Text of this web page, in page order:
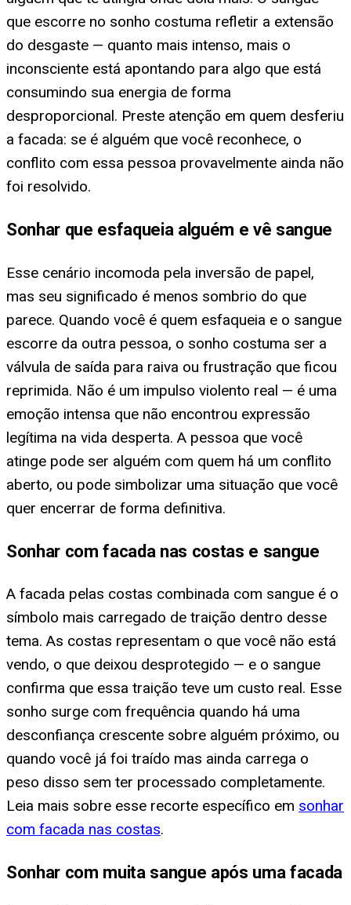
que escorre no sonho costuma refletir a extensão
do desgaste — quanto mais intenso, mais o
inconsciente está apontando para algo que está
consumindo sua energia de forma
desproporcional. Preste atenção em quem desferiu
a facada: se é alguém que você reconhece, o
conflito com essa pessoa provavelmente ainda não
foi resolvido.
Sonhar que esfaqueia alguém e vê sangue
Esse cenário incomoda pela inversão de papel,
mas seu significado é menos sombrio do que
parece. Quando você é quem esfaqueia e o sangue
escorre da outra pessoa, o sonho costuma ser a
válvula de saída para raiva ou frustração que ficou
reprimida. Não é um impulso violento real — é uma
emoção intensa que não encontrou expressão
legítima na vida desperta. A pessoa que você
atinge pode ser alguém com quem há um conflito
aberto, ou pode simbolizar uma situação que você
quer encerrar de forma definitiva.
Sonhar com facada nas costas e sangue
A facada pelas costas combinada com sangue é o
símbolo mais carregado de traição dentro desse
tema. As costas representam o que você não está
vendo, o que deixou desprotegido — e o sangue
confirma que essa traição teve um custo real. Esse
sonho surge com frequência quando há uma
desconfiança crescente sobre alguém próximo, ou
quando você já foi traído mas ainda carrega o
peso disso sem ter processado completamente.
Leia mais sobre esse recorte específico em sonhar
com facada nas costas.
Sonhar com muita sangue após uma facada